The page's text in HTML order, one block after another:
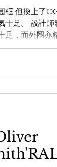
框 但換上了
十足。 設計
足，而外圈亦
出日式手工及
完成作品就絕